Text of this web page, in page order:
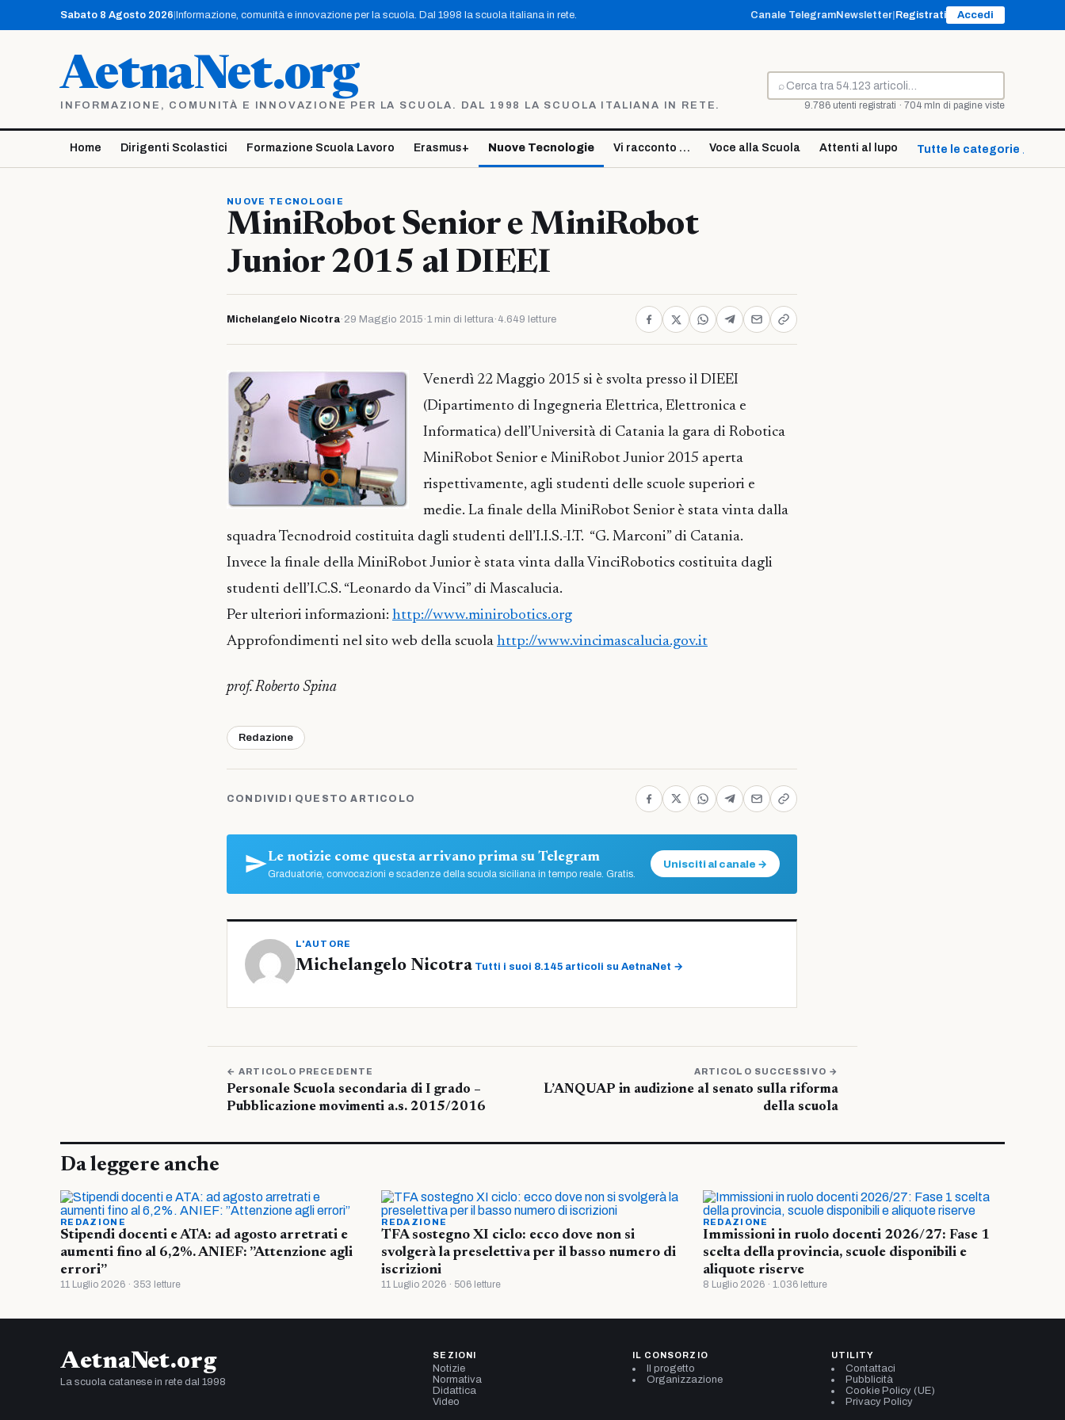
contenuto
Sabato 8 Agosto 2026 Informazione, comunità e innovazione per la scuola. Dal 1998 la scuola italiana in rete. Canale TelegramNewsletter Registrati Accedi
AetnaNet.org
INFORMAZIONE, COMUNITÀ E INNOVAZIONE PER LA SCUOLA. DAL 1998 LA SCUOLA ITALIANA IN RETE.
⌕
Cerca
9.786 utenti registrati · 704 mln di pagine viste
Home Dirigenti Scolastici Formazione Scuola Lavoro Erasmus+ Nuove Tecnologie Vi racconto … Voce alla Scuola Attenti al lupo Tutte le categorie ↓
NUOVE TECNOLOGIE
MiniRobot Senior e MiniRobot
Junior 2015 al DIEEI
Michelangelo Nicotra· 29 Maggio 2015 ·1 min di lettura· 4.649 letture
Venerdì 22 Maggio 2015 si è svolta presso il DIEEI
(Dipartimento di Ingegneria Elettrica, Elettronica e
Informatica) dell’Università di Catania la gara di Robotica
MiniRobot Senior e MiniRobot Junior 2015 aperta
rispettivamente, agli studenti delle scuole superiori e
medie. La finale della MiniRobot Senior è stata vinta dalla
squadra Tecnodroid costituita dagli studenti dell’I.I.S.-I.T. “G. Marconi” di Catania.
Invece la finale della MiniRobot Junior è stata vinta dalla VinciRobotics costituita dagli
studenti dell’I.C.S. “Leonardo da Vinci” di Mascalucia.
Per ulteriori informazioni: http://www.minirobotics.org
Approfondimenti nel sito web della scuola http://www.vincimascalucia.gov.it
prof. Roberto Spina
Redazione
CONDIVIDI QUESTO ARTICOLO
Le notizie come questa arrivano prima su Telegram
Graduatorie, convocazioni e scadenze della scuola siciliana in tempo reale. Gratis.
Unisciti al canale →
L'AUTORE
Michelangelo Nicotra Tutti i suoi 8.145 articoli su AetnaNet →
← ARTICOLO PRECEDENTE
Personale Scuola secondaria di I grado –
Pubblicazione movimenti a.s. 2015/2016
ARTICOLO SUCCESSIVO →
L’ANQUAP in audizione al senato sulla riforma
della scuola
Da leggere anche
REDAZIONE
Stipendi docenti e ATA: ad agosto arretrati e
aumenti fino al 6,2%. ANIEF: ”Attenzione agli
errori”
11 Luglio 2026 · 353 letture
REDAZIONE
TFA sostegno XI ciclo: ecco dove non si
svolgerà la preselettiva per il basso numero di
iscrizioni
11 Luglio 2026 · 506 letture
REDAZIONE
Immissioni in ruolo docenti 2026/27: Fase 1
scelta della provincia, scuole disponibili e
aliquote riserve
8 Luglio 2026 · 1.036 letture
AetnaNet.org
La scuola catanese in rete dal 1998
SEZIONI
Notizie
Normativa
Didattica
Video
IL CONSORZIO
Il progetto
Organizzazione
UTILITY
Contattaci
Pubblicità
Cookie Policy (UE)
Privacy Policy